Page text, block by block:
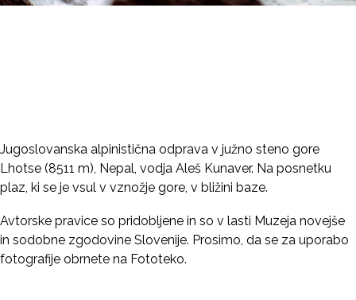
Jugoslovanska alpinistična odprava v južno steno gore
Lhotse (8511 m), Nepal, vodja Aleš Kunaver. Na posnetku
plaz, ki se je vsul v vznožje gore, v bližini baze.
Avtorske pravice so pridobljene in so v lasti Muzeja novejše
in sodobne zgodovine Slovenije. Prosimo, da se za uporabo
fotografije obrnete na Fototeko.